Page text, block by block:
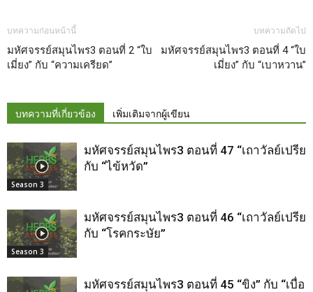
บทความก่อนหน้านี้
มหัศจรรย์สมุนไพร3 ตอนที่ 2 “ใบ
เมี่ยง” กับ “ความเครียด”
บทความถัดไป
มหัศจรรย์สมุนไพร3 ตอนที่ 4 “ใบ
เมี่ยง” กับ “เบาหวาน”
บทความที่เกี่ยวข้อง เพิ่มเติมจากผู้เขียน
Season 3
มหัศจรรย์สมุนไพร3 ตอนที่ 47 “เถาวัลย์เปรียง
กับ “ไข้หวัด”
Season 3
มหัศจรรย์สมุนไพร3 ตอนที่ 46 “เถาวัลย์เปรียง
กับ “โรคกระษัย”
มหัศจรรย์สมุนไพร3 ตอนที่ 45 “ขิง” กับ “เบื่อ